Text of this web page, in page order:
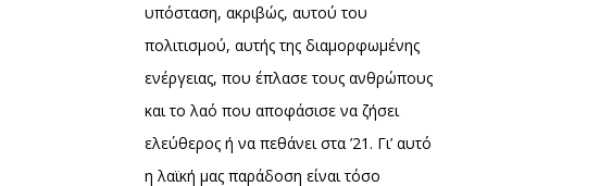
υπόσταση, ακριβώς, αυτού του
πολιτισμού, αυτής της διαμορφωμένης
ενέργειας, που έπλασε τους ανθρώπους
και το λαό που αποφάσισε να ζήσει
ελεύθερος ή να πεθάνει στα ’21. Γι’ αυτό
η λαϊκή μας παράδοση είναι τόσο